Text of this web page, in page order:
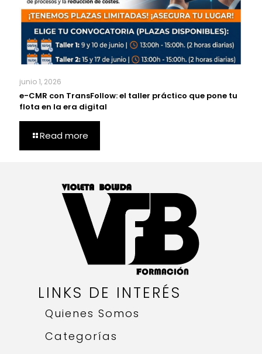
junio 1, 2026
e-CMR con TransFollow: el taller práctico que pone tu
flota en la era digital
Read more
LINKS DE INTERÉS
Quienes Somos
Categorías